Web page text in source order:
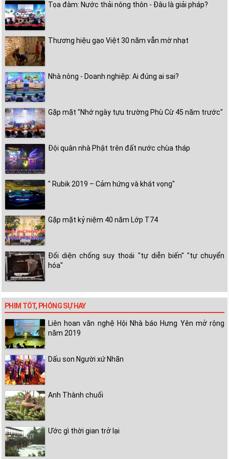
Tọa đàm: Nước thải nông thôn - Đâu là giải pháp?
Thương hiệu gạo Việt 30 năm vẫn mờ nhạt
Nhà nông - Doanh nghiệp: Ai đúng ai sai?
Gặp mặt "Nhớ ngày tựu trường Phù Cừ 45 năm trước"
Đội quân nhà Phật trên đất nước chùa tháp
" Rubik 2019 – Cảm hứng và khát vọng"
Gặp mặt kỷ niệm 40 năm Lớp T74
Đối diện chống suy thoái "tự diễn biến" "tự chuyển
hóa"
PHIM TỐT, PHÓNG SỰ HAY
Liên hoan văn nghệ Hội Nhà báo Hưng Yên mở rộng
năm 2019
Dấu son Người xứ Nhãn
Anh Thành chuối
Ước gì thời gian trở lại